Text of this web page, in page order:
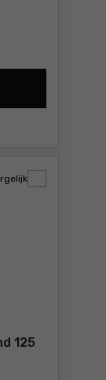
125,
125